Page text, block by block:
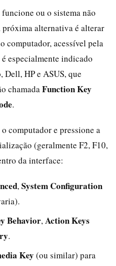
ou o sistema não
alternativa é alterar
computador, acessível pela
é especialmente indicado
Dell, HP e ASUS, que
chamada Function Key
.
computador e pressione a
(geralmente F2, F10,
da interface:
, System Configuration
Behavior, Action Keys
.
Key (ou similar) para